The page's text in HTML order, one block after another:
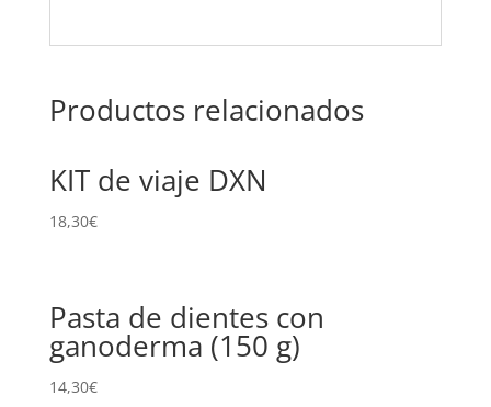
Productos relacionados
KIT de viaje DXN
18,30€
Pasta de dientes con
ganoderma (150 g)
14,30€